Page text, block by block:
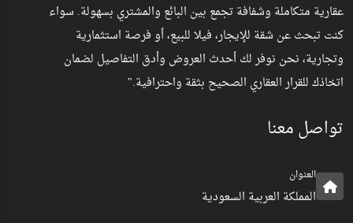
عقارية متكاملة وشفافة تجمع بين البائع والمشتري بسهولة. سواء
كنت تبحث عن شقة للإيجار، فيلا للبيع، أو فرصة استثمارية
وتجارية، نحن نوفر لك أحدث العروض وأدق التفاصيل لضمان
اتخاذك للقرار العقاري الصحيح بثقة واحترافية."
تواصل معنا
العنوان
المملكة العربية السعودية